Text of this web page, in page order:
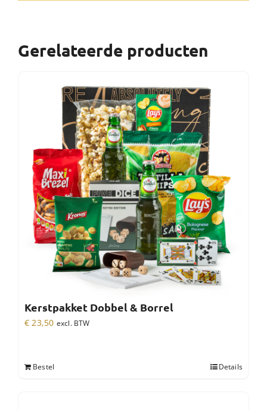
Gerelateerde producten
Kerstpakket Dobbel & Borrel
€ 23,50 excl. BTW
Bestel Details